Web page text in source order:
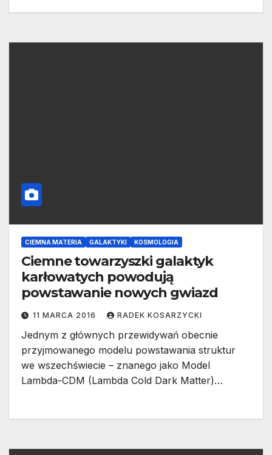
CIEMNA MATERIA GALAKTYKI KOSMOLOGIA
Ciemne towarzyszki galaktyk
karłowatych powodują
powstawanie nowych gwiazd
11 MARCA 2016 RADEK KOSARZYCKI
Jednym z głównych przewidywań obecnie
przyjmowanego modelu powstawania struktur
we wszechświecie – znanego jako Model
Lambda-CDM (Lambda Cold Dark Matter)…